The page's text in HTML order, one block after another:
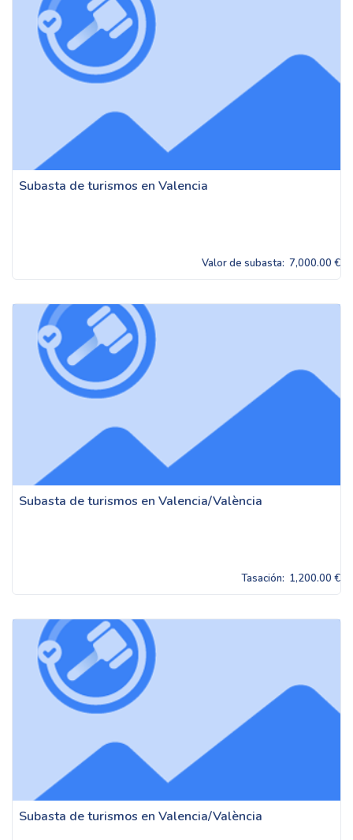
Subasta de turismos en Valencia
Valor de subasta: 7,000.00 €
Subasta de turismos en Valencia/València
Tasación: 1,200.00 €
Subasta de turismos en Valencia/València